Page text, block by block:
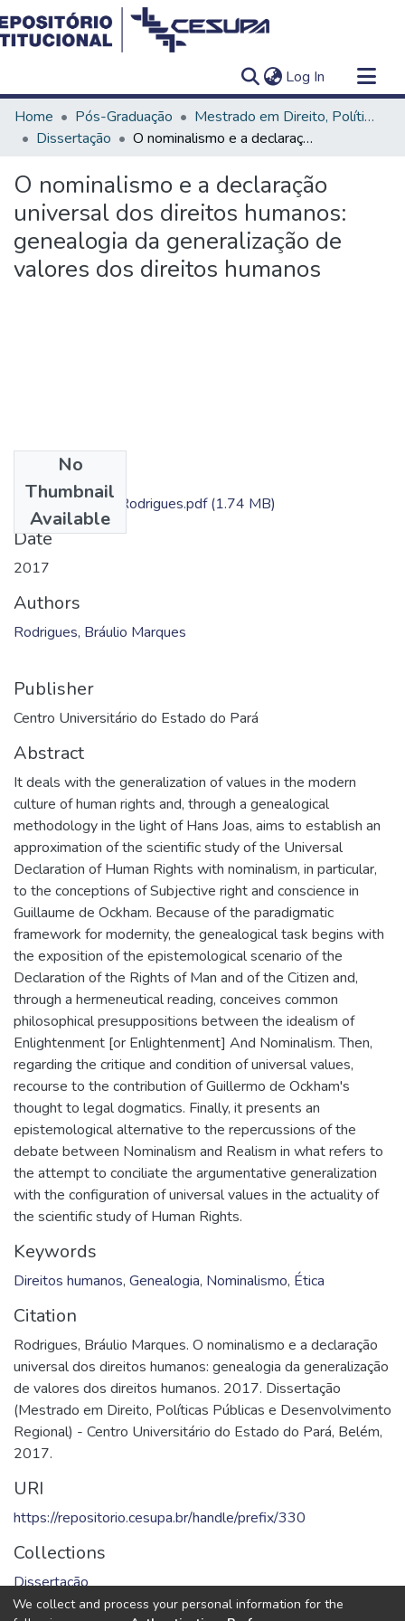
Log In (current)
Communities & Collections
All of DSpace
Home Pós-Graduação
Mestrado em Direito, Políticas Públicas e Desenvolvimento Regional
Dissertação
O nominalismo e a declaração universal dos direitos humanos: genealogia da generalização de valores dos direitos humanos
O nominalismo e a declaração
universal dos direitos humanos:
genealogia da generalização de
valores dos direitos humanos
No
Thumbnail
Available
Braulio Marques Rodrigues.pdf(1.74 MB)
Date
2017
Authors
Rodrigues, Bráulio Marques
Publisher
Centro Universitário do Estado do Pará
Abstract
It deals with the generalization of values in the modern
culture of human rights and, through a genealogical
methodology in the light of Hans Joas, aims to establish an
approximation of the scientific study of the Universal
Declaration of Human Rights with nominalism, in particular,
to the conceptions of Subjective right and conscience in
Guillaume de Ockham. Because of the paradigmatic
framework for modernity, the genealogical task begins with
the exposition of the epistemological scenario of the
Declaration of the Rights of Man and of the Citizen and,
through a hermeneutical reading, conceives common
philosophical presuppositions between the idealism of
Enlightenment [or Enlightenment] And Nominalism. Then,
regarding the critique and condition of universal values,
recourse to the contribution of Guillermo de Ockham's
thought to legal dogmatics. Finally, it presents an
epistemological alternative to the repercussions of the
debate between Nominalism and Realism in what refers to
the attempt to conciliate the argumentative generalization
with the configuration of universal values in the actuality of
the scientific study of Human Rights.
Keywords
Direitos humanos, Genealogia, Nominalismo, Ética
Citation
Rodrigues, Bráulio Marques. O nominalismo e a declaração
universal dos direitos humanos: genealogia da generalização
de valores dos direitos humanos. 2017. Dissertação
(Mestrado em Direito, Políticas Públicas e Desenvolvimento
Regional) - Centro Universitário do Estado do Pará, Belém,
2017.
URI
https://repositorio.cesupa.br/handle/prefix/330
Collections
Dissertação
We collect and process your personal information for the